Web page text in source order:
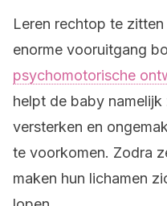
Leren rechtop te
enorme vooruitgang
psychomotorische
helpt de baby
versterken en
te voorkomen. Zodra
maken hun lichamen